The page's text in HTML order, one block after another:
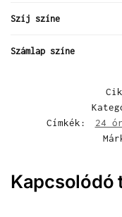
Szíj színe
Számlap színe
Címkék:
24
Kapcsolódó